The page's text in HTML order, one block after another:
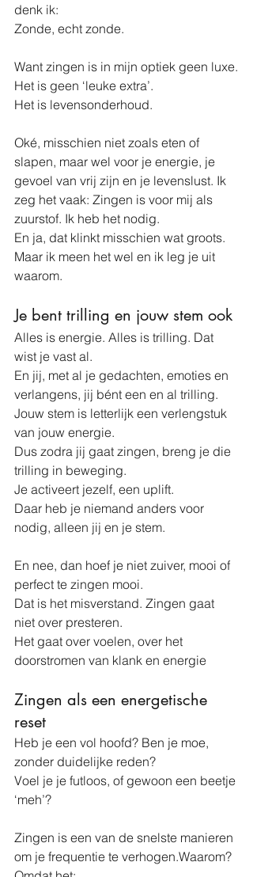
denk ik:
Zonde, echt zonde.
Want zingen is in mijn optiek geen luxe.
Het is geen ‘leuke extra’.
Het is levensonderhoud.
Oké, misschien niet zoals eten of
slapen, maar wel voor je energie, je
gevoel van vrij zijn en je levenslust. Ik
zeg het vaak: Zingen is voor mij als
zuurstof. Ik heb het nodig.
En ja, dat klinkt misschien wat groots.
Maar ik meen het wel en ik leg je uit
waarom.
Je bent trilling en jouw stem ook
Alles is energie. Alles is trilling. Dat
wist je vast al.
En jij, met al je gedachten, emoties en
verlangens, jij bént een en al trilling.
Jouw stem is letterlijk een verlengstuk
van jouw energie.
Dus zodra jij gaat zingen, breng je die
trilling in beweging.
Je activeert jezelf, een uplift.
Daar heb je niemand anders voor
nodig, alleen jij en je stem.
En nee, dan hoef je niet zuiver, mooi of
perfect te zingen mooi.
Dat is het misverstand. Zingen gaat
niet over presteren.
Het gaat over voelen, over het
doorstromen van klank en energie
Zingen als een energetische
reset
Heb je een vol hoofd? Ben je moe,
zonder duidelijke reden?
Voel je je futloos, of gewoon een beetje
‘meh’?
Zingen is een van de snelste manieren
om je frequentie te verhogen.Waarom?